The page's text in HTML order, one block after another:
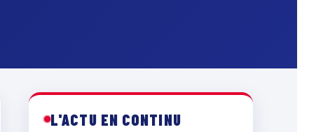
L'ACTU EN CONTINU